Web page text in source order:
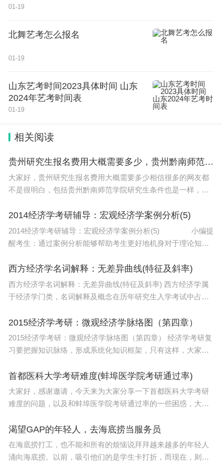
01-19
北舞艺考怎么报名
01-19
山东艺考时间2023具体时间 山东
2024年艺考时间表
01-19
相关阅读
贵州研究生报名费用大概需要多少，贵州黔南师范学院研究生条件
大家好，贵州研究生报名费用大概需要多少相信很多的网友都
不是很明白，包括贵州黔南师范学院研究生条件也是一样，不
大概需要多少和贵州黔南师范学院研究生条件
2014经济学考研辅导：宏观经济学案例分析(5)
2014经济学考研辅导：宏观经济学案例分析(5) 小编提
醒考生：通过案例分析能够帮助考生更好地机身对于理论知识
一些现实案例，通过案例分析来巩固知识。下面
西方经济学名词解释：无差异曲线(特征及斜率)
西方经济学名词解释：无差异曲线(特征及斜率) 西方经济学属
于经济学门类，名词解释及概念在历年研究生入学考试中占了
所帮助，以下是无差异曲线及有关概念，请考生
2015经济学考研：微观经济学脉络图（第四章）
2015经济学考研：微观经济学脉络图（第四章） 经济学考研复
习要把握知识脉络，形成系统化知识框架，只有这样，大家才
为此，小编建议2015年考研学习，要复习经济学首
首都医科大学考研难度(蚌埠医学院考研通过率)
大家好，感谢邀请，今天来为大家分享一下首都医科大学考研
难度的问题，以及和蚌埠医学院考研通过率的一些困惑，大家
享，希望可以帮助到大家，解决大家的问题，下面就开始吧
渴望GAP的年轻人，去海底捞当服务员
在海底捞打工，也不能和所有的烦恼说拜拜越来越多的年轻人
涌向海底捞。以前，吸引他们的是学生卡打折，而现在，则是